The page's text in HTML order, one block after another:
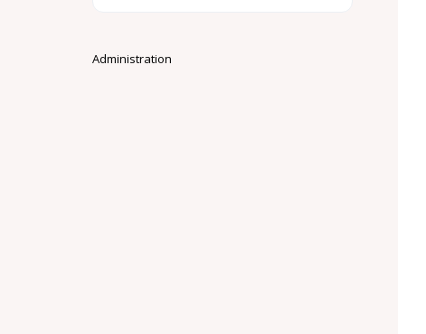
Administration